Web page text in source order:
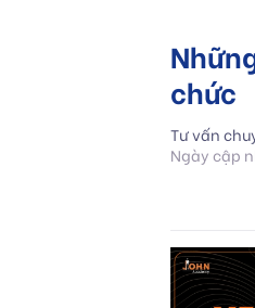
chức
Tư vấn
Ngày cập